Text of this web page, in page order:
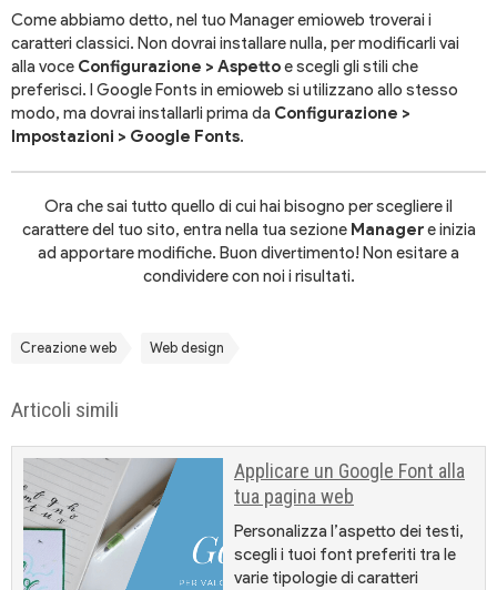
Come abbiamo detto, nel tuo Manager emioweb troverai i
caratteri classici. Non dovrai installare nulla, per modificarli vai
alla voce Configurazione > Aspettoe scegli gli stili che
preferisci. I Google Fonts in emioweb si utilizzano allo stesso
modo, ma dovrai installarli prima da Configurazione >
Impostazioni > Google Fonts.
Ora che sai tutto quello di cui hai bisogno per scegliere il
carattere del tuo sito, entra nella tua sezione Managere inizia
ad apportare modifiche. Buon divertimento! Non esitare a
condividere con noi i risultati.
Creazione web Web design
Articoli simili
Applicare un Google Font alla
tua pagina web
Personalizza l’aspetto dei testi,
scegli i tuoi font preferiti tra le
varie tipologie di caratteri